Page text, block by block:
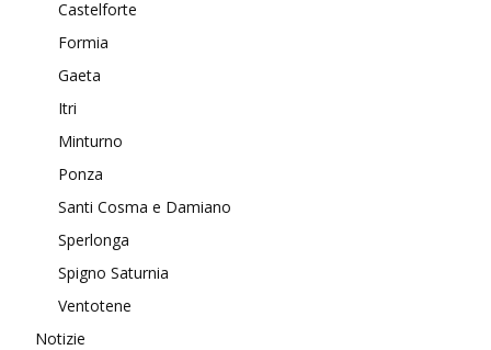
Castelforte
Formia
Gaeta
Itri
Minturno
Ponza
Santi Cosma e Damiano
Sperlonga
Spigno Saturnia
Ventotene
Notizie